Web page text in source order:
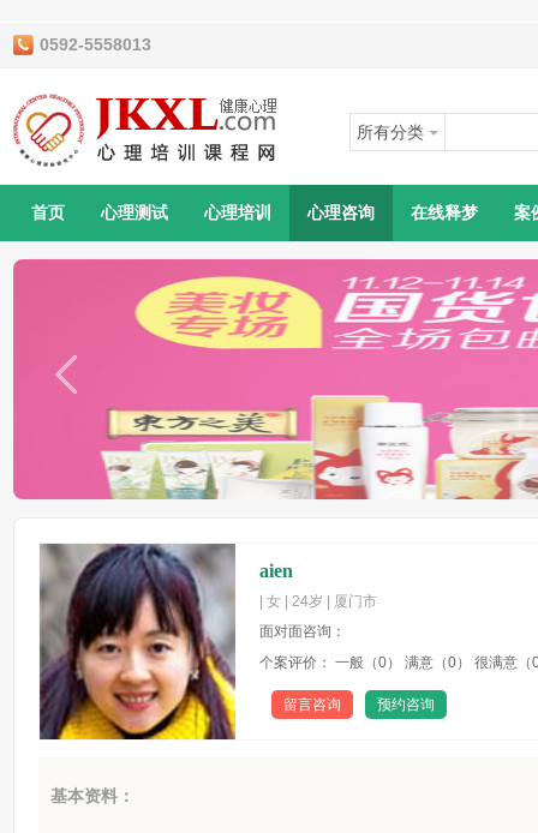
0592-5558013
所有分类
首页 心理测试 心理培训 心理咨询 在线释梦 案
aien
| 女 | 24岁 | 厦门市
面对面咨询：
个案评价： 一般（0） 满意（0） 很满意（
留言咨询 预约咨询
基本资料：